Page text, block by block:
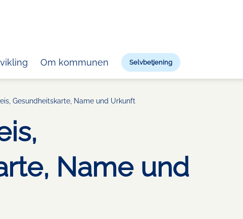
Om kommunen Selvbetjening
Gesundheitskarte, Name und Urkunft
Name und